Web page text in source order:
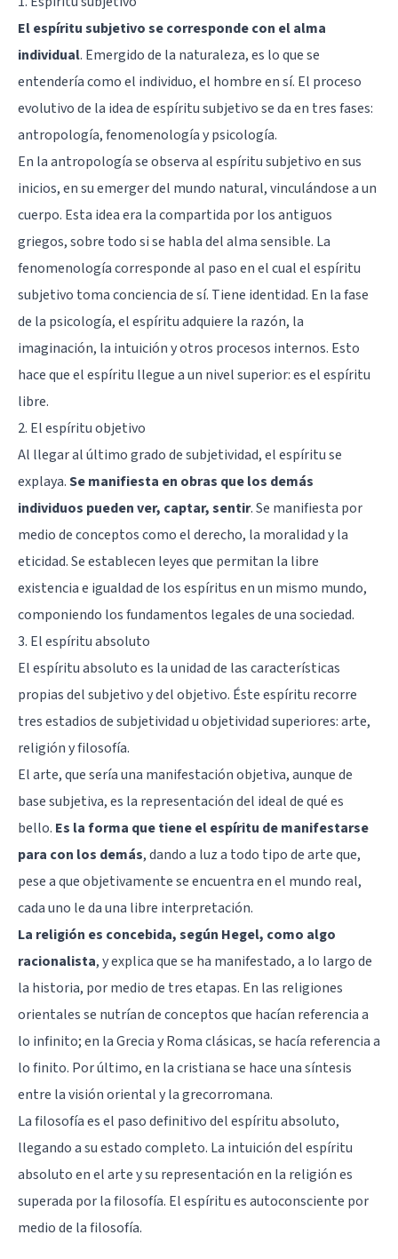
El espíritu subjetivo se corresponde con el alma
individual. Emergido de la naturaleza, es lo que se
entendería como el individuo, el hombre en sí. El proceso
evolutivo de la idea de espíritu subjetivo se da en tres fases:
antropología, fenomenología y psicología.
En la antropología se observa al espíritu subjetivo en sus
inicios, en su emerger del mundo natural, vinculándose a un
cuerpo. Esta idea era la compartida por los antiguos
griegos, sobre todo si se habla del alma sensible. La
fenomenología corresponde al paso en el cual el espíritu
subjetivo toma conciencia de sí. Tiene identidad. En la fase
de la psicología, el espíritu adquiere la razón, la
imaginación, la intuición y otros procesos internos. Esto
hace que el espíritu llegue a un nivel superior: es el espíritu
libre.
2. El espíritu objetivo
Al llegar al último grado de subjetividad, el espíritu se
explaya.Se manifiesta en obras que los demás
individuos pueden ver, captar, sentir. Se manifiesta por
medio de conceptos como el derecho, la moralidad y la
eticidad. Se establecen leyes que permitan la libre
existencia e igualdad de los espíritus en un mismo mundo,
componiendo los fundamentos legales de una sociedad.
3. El espíritu absoluto
El espíritu absoluto es la unidad de las características
propias del subjetivo y del objetivo. Éste espíritu recorre
tres estadios de subjetividad u objetividad superiores: arte,
religión y filosofía.
El arte, que sería una manifestación objetiva, aunque de
base subjetiva, es la representación del ideal de qué es
bello. Es la forma que tiene el espíritu de manifestarse
para con los demás, dando a luz a todo tipo de arte que,
pese a que objetivamente se encuentra en el mundo real,
cada uno le da una libre interpretación.
La religión es concebida, según Hegel, como algo
racionalista, y explica que se ha manifestado, a lo largo de
la historia, por medio de tres etapas. En las religiones
orientales se nutrían de conceptos que hacían referencia a
lo infinito; en la Grecia y Roma clásicas, se hacía referencia a
lo finito. Por último, en la cristiana se hace una síntesis
entre la visión oriental y la grecorromana.
La filosofía es el paso definitivo del espíritu absoluto,
llegando a su estado completo. La intuición del espíritu
absoluto en el arte y su representación en la religión es
superada por la filosofía. El espíritu es autoconsciente por
medio de la filosofía.